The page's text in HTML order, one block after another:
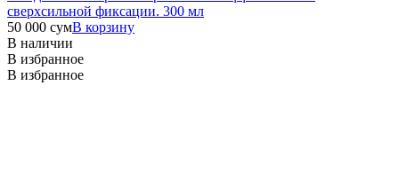
сверхсильной фиксации. 300 мл
50 000 сумВ корзину
В наличии
В избранное
В избранное